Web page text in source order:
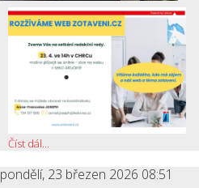
Číst dál...
pondělí, 23 březen 2026 08:51